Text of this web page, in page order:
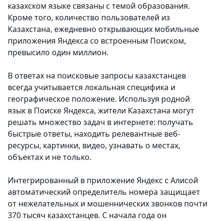
казахском языке связаны с темой образования.
Кроме того, количество пользователей из
Казахстана, ежедневно открывающих мобильные
приложения Яндекса со встроенным Поиском,
превысило один миллион.
В ответах на поисковые запросы казахстанцев
всегда учитывается локальная специфика и
географическое положение. Используя родной
язык в Поиске Яндекса, жители Казахстана могут
решать множество задач в интернете: получать
быстрые ответы, находить релевантные веб-
ресурсы, картинки, видео, узнавать о местах,
объектах и не только.
Интегрированный в приложение Яндекс с Алисой
автоматический определитель номера защищает
от нежелательных и мошеннических звонков почти
370 тысяч казахстанцев. С начала года он